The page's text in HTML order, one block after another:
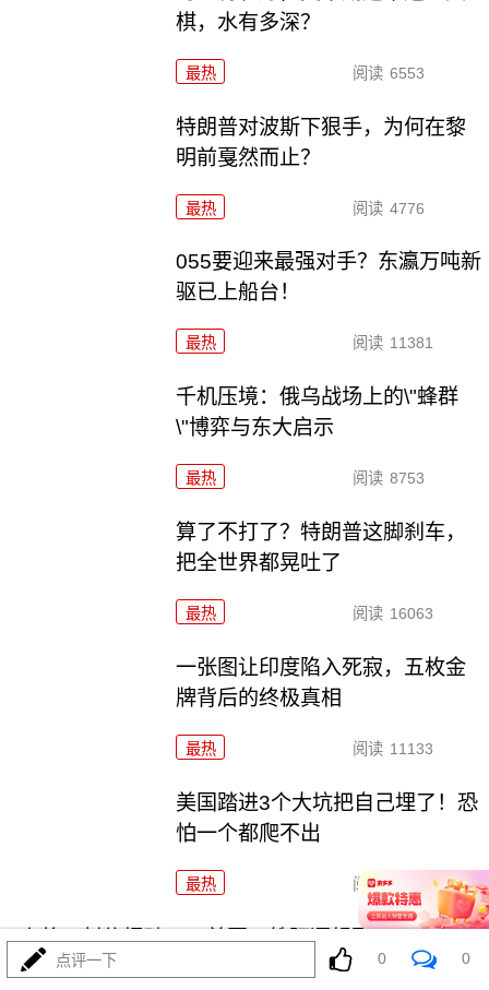
棋，水有多深？
最热 阅读 6553
特朗普对波斯下狠手，为何在黎
明前戛然而止？
最热 阅读 4776
055要迎来最强对手？东瀛万吨新
驱已上船台！
最热 阅读 11381
千机压境：俄乌战场上的\"蜂群
\"博弈与东大启示
最热 阅读 8753
算了不打了？特朗普这脚刹车，
把全世界都晃吐了
最热 阅读 16063
一张图让印度陷入死寂，五枚金
牌背后的终极真相
最热 阅读 11133
美国踏进3个大坑把自己埋了！恐
怕一个都爬不出
最热 阅读 18218
上将一封信捅破天！美军五艘驱逐舰要盖三口锅！
点评一下 0 0